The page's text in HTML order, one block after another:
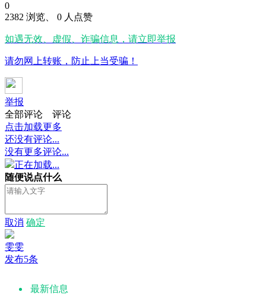
0
2382 浏览、 0 人点赞
如遇无效、虚假、诈骗信息，请立即举报
请勿网上转账，防止上当受骗！
举报
全部评论
评论
点击加载更多
还没有评论...
没有更多评论...
正在加载...
随便说点什么
取消 确定
雯雯
发布5条
最新信息